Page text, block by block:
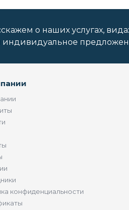
о наших услугах,
индивидуальное
конфиденциальности